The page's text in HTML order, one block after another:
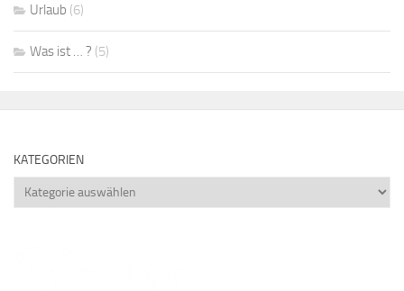
Urlaub (6)
Was ist … ? (5)
KATEGORIEN
Kategorien